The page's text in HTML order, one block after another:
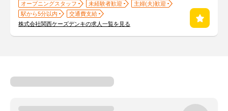
オープニングスタッフ 未経験者歓迎
主婦(夫)歓迎
駅から5分以内
交通費支給
株式会社関西ケーズデンキの求人一覧を見る